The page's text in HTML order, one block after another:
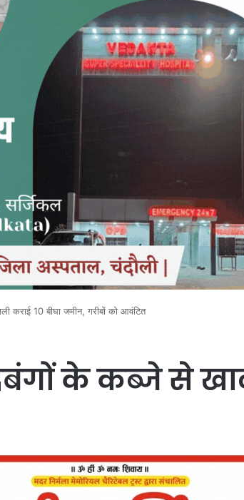
कराई 10 बीघा जमीन, गरीबों को आवंटित
के कब्जे से